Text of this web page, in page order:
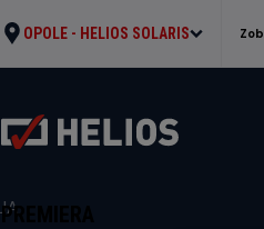
OPOLE - HELIOS SOLARIS
PREMIERA